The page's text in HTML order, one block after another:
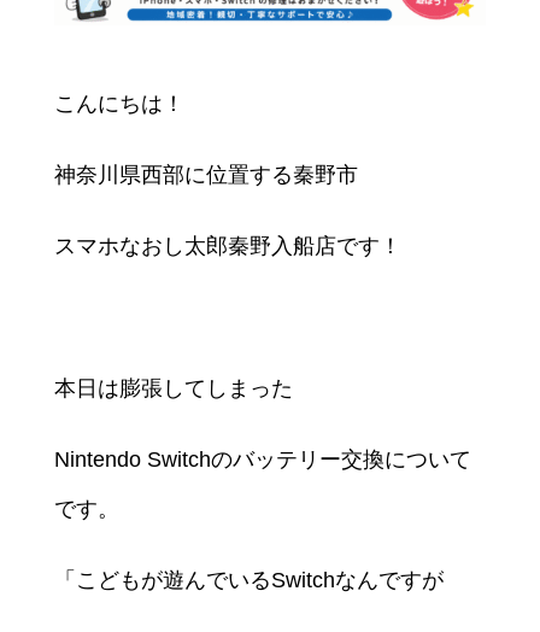
こんにちは！
神奈川県西部に位置する秦野市
スマホなおし太郎秦野入船店です！
本日は膨張してしまった
Nintendo Switchのバッテリー交換について
です。
「こどもが遊んでいるSwitchなんですが